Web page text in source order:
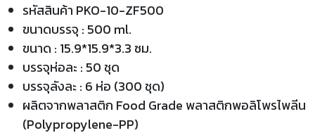
รหัสสินค้า PKO-10-ZF500
ขนาดบรรจุ : 500 ml.
ขนาด : 15.9*15.9*3.3 ซม.
บรรจุห่อละ : 50 ชุด
บรรจุลังละ : 6 ห่อ (300 ชุด)
ผลิตจากพลาสติก Food Grade พลาสติกพอลิโพรไพลีน
(Polypropylene-PP)